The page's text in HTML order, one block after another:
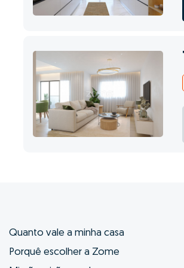
Quanto vale a minha casa
Porquê escolher a Zome